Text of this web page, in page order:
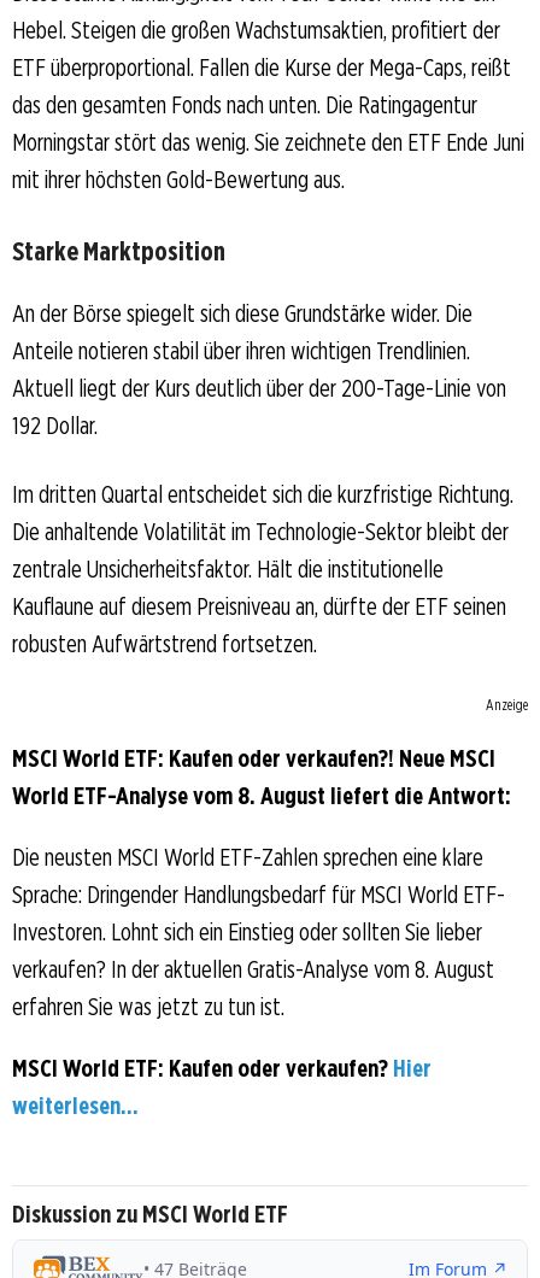
Hebel. Steigen die großen Wachstumsaktien, profitiert der
ETF überproportional. Fallen die Kurse der Mega-Caps, reißt
das den gesamten Fonds nach unten. Die Ratingagentur
Morningstar stört das wenig. Sie zeichnete den ETF Ende Juni
mit ihrer höchsten Gold-Bewertung aus.
Starke Marktposition
An der Börse spiegelt sich diese Grundstärke wider. Die
Anteile notieren stabil über ihren wichtigen Trendlinien.
Aktuell liegt der Kurs deutlich über der 200-Tage-Linie von
192 Dollar.
Im dritten Quartal entscheidet sich die kurzfristige Richtung.
Die anhaltende Volatilität im Technologie-Sektor bleibt der
zentrale Unsicherheitsfaktor. Hält die institutionelle
Kauflaune auf diesem Preisniveau an, dürfte der ETF seinen
robusten Aufwärtstrend fortsetzen.
Anzeige
MSCI World ETF: Kaufen oder verkaufen?! Neue MSCI
World ETF-Analyse vom 8. August liefert die Antwort:
Die neusten MSCI World ETF-Zahlen sprechen eine klare
Sprache: Dringender Handlungsbedarf für MSCI World ETF-
Investoren. Lohnt sich ein Einstieg oder sollten Sie lieber
verkaufen? In der aktuellen Gratis-Analyse vom 8. August
erfahren Sie was jetzt zu tun ist.
MSCI World ETF: Kaufen oder verkaufen? Hier
weiterlesen...
Diskussion zu MSCI World ETF